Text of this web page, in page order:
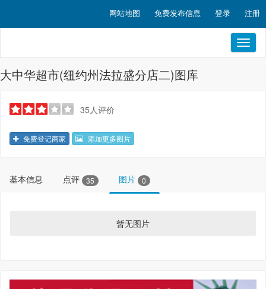
网站地图 免费发布信息 登录 注册
大中华超市(纽约州法拉盛分店二)图库
35人评价
免费登记商家 添加更多图片
基本信息 点评 35 图片 0
暂无图片